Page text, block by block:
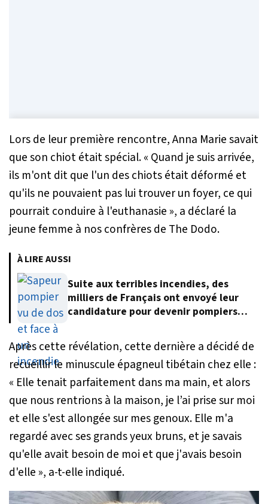
Lors de leur première rencontre, Anna Marie savait
que son chiot était spécial.« Quand je suis arrivée,
ils m'ont dit que l'un des chiots était déformé et
qu'ils ne pouvaient pas lui trouver un foyer, ce qui
pourrait conduire à l'euthanasie », a déclaré la
jeune femme à nos confrères de The Dodo.
À LIRE AUSSI
Suite aux terribles incendies, des
milliers de Français ont envoyé leur
candidature pour devenir pompiers
Après cette révélation, cette dernière a décidé de
recueillir le minuscule épagneul tibétain chez elle :
« Elle tenait parfaitement dans ma main, et alors
que nous rentrions à la maison, je l’ai prise sur moi
et elle s'est allongée sur mes genoux. Elle m'a
regardé avec ses grands yeux bruns, et je savais
qu'elle avait besoin de moi et que j'avais besoin
d'elle », a-t-elle indiqué.